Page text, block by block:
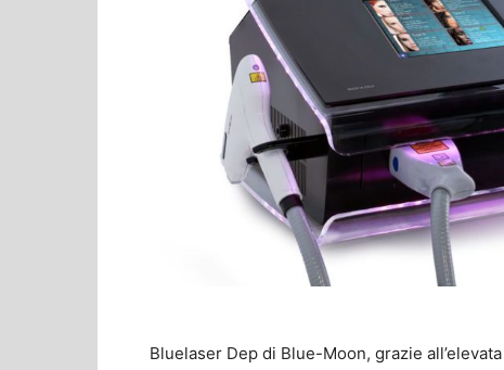
Bluelaser Dep di Blue-Moon, grazie